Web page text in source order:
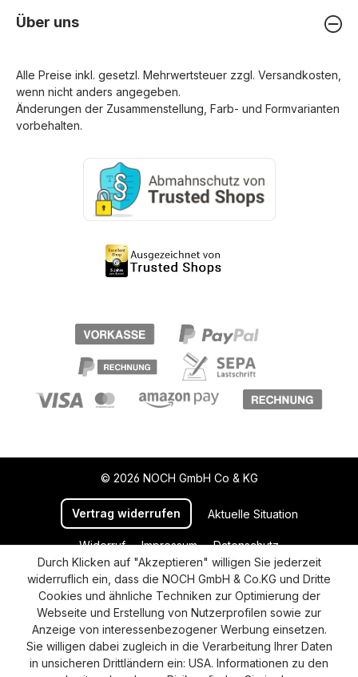
Über uns
Alle Preise inkl. gesetzl. Mehrwertsteuer zzgl. Versandkosten
wenn nicht anders angegeben.
Änderungen der Zusammenstellung, Farb- und Formvarianten
vorbehalten.
© 2026 NOCH GmbH Co & KG
Vertrag widerrufen Aktuelle Situation
Widerruf Impressum
Datenschutz
Versand und Zahlung
AGB
Cookie-Einstellungen
Barrierefreiheitserklärung
Durch Klicken auf "Akzeptieren" willigen Sie jederzeit
widerruflich ein, dass die NOCH GmbH & Co.KG und Dritte
Cookies und ähnliche Techniken zur Optimierung der
Webseite und Erstellung von Nutzerprofilen sowie zur
Anzeige von interessenbezogener Werbung einsetzen.
Sie willigen dabei zugleich in die Verarbeitung Ihrer Daten
in unsicheren Drittländern ein: USA. Informationen zu den